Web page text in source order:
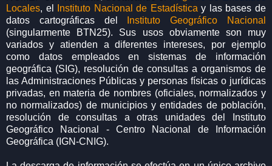
Locales, el Instituto Nacional de Estadística y las bases de
datos cartográficas del
Instituto Geográfico Nacional
(singularmente BTN25). Sus usos obviamente son muy
variados y atienden a diferentes intereses, por ejemplo
como datos empleados en sistemas de información
geográfica (SIG), resolución de consultas a organismos de
las Administraciones Públicas y personas físicas o jurídicas
privadas, en materia de nombres (oficiales, normalizados y
no normalizados) de municipios y entidades de población,
resolución de consultas a otras unidades del Instituto
Geográfico Nacional - Centro Nacional de Información
Geográfica (IGN-CNIG).